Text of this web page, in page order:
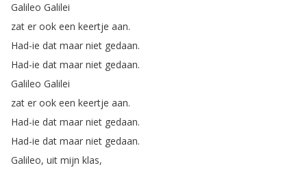
Galileo Galilei
zat er ook een keertje aan.
Had-ie dat maar niet gedaan.
Had-ie dat maar niet gedaan.
Galileo Galilei
zat er ook een keertje aan.
Had-ie dat maar niet gedaan.
Had-ie dat maar niet gedaan.
Galileo, uit mijn klas,